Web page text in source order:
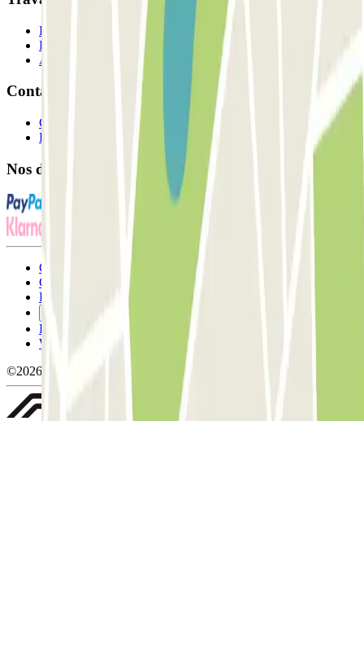
Professionnels
Fournisseur de parking
Affiliés
Contact
Contactez-nous
FAQ
Nos différents modes de paiement:
Conditions générales d'utilisation et contrat
Conditions d'annulation
Politique relative aux cookies
Politique de confidentialité
Whistleblowing
©2026 Parclick. Tous droits réservés